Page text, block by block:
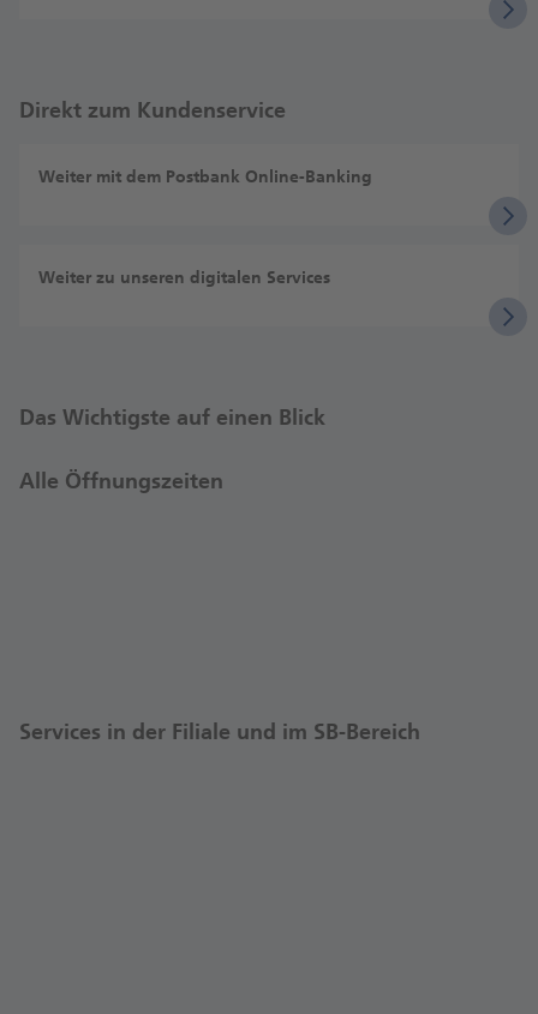
Direkt zum Kundenservice
Weiter mit dem Postbank Online-Banking
Weiter zu unseren digitalen Services
Das Wichtigste auf einen Blick
Alle Öffnungszeiten
Services in der Filiale und im SB-Bereich